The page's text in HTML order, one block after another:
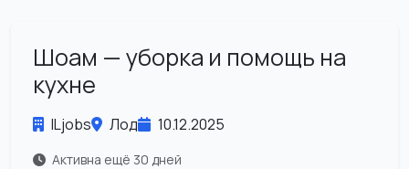
Шоам — уборка и помощь на
кухне
ILjobs Лод 10.12.2025
Активна ещё 30 дней